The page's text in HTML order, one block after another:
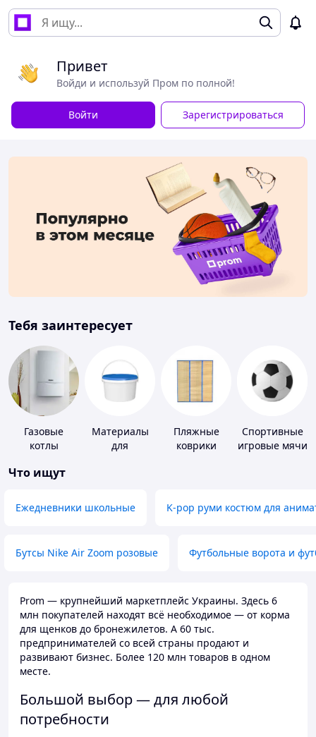
Привет
Войди и используй Пром по полной!
Войти Зарегистрироваться
Тебя заинтересует
Газовые
котлы
Материалы
для
Пляжные
коврики
Спортивные
игровые мячи
Что ищут
Ежедневники школьные K-pop руми костюм для
Бутсы Nike Air Zoom розовые Футбольные ворота и
Prom — крупнейший маркетплейс Украины. Здесь 6
млн покупателей находят всё необходимое — от корма
для щенков до бронежилетов. А 60 тыс.
предпринимателей со всей страны продают и
развивают бизнес. Более 120 млн товаров в одном
месте.
Большой выбор — для любой
потребности